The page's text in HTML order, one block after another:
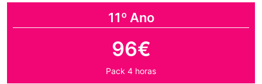
11º Ano
96€
Pack 4 horas